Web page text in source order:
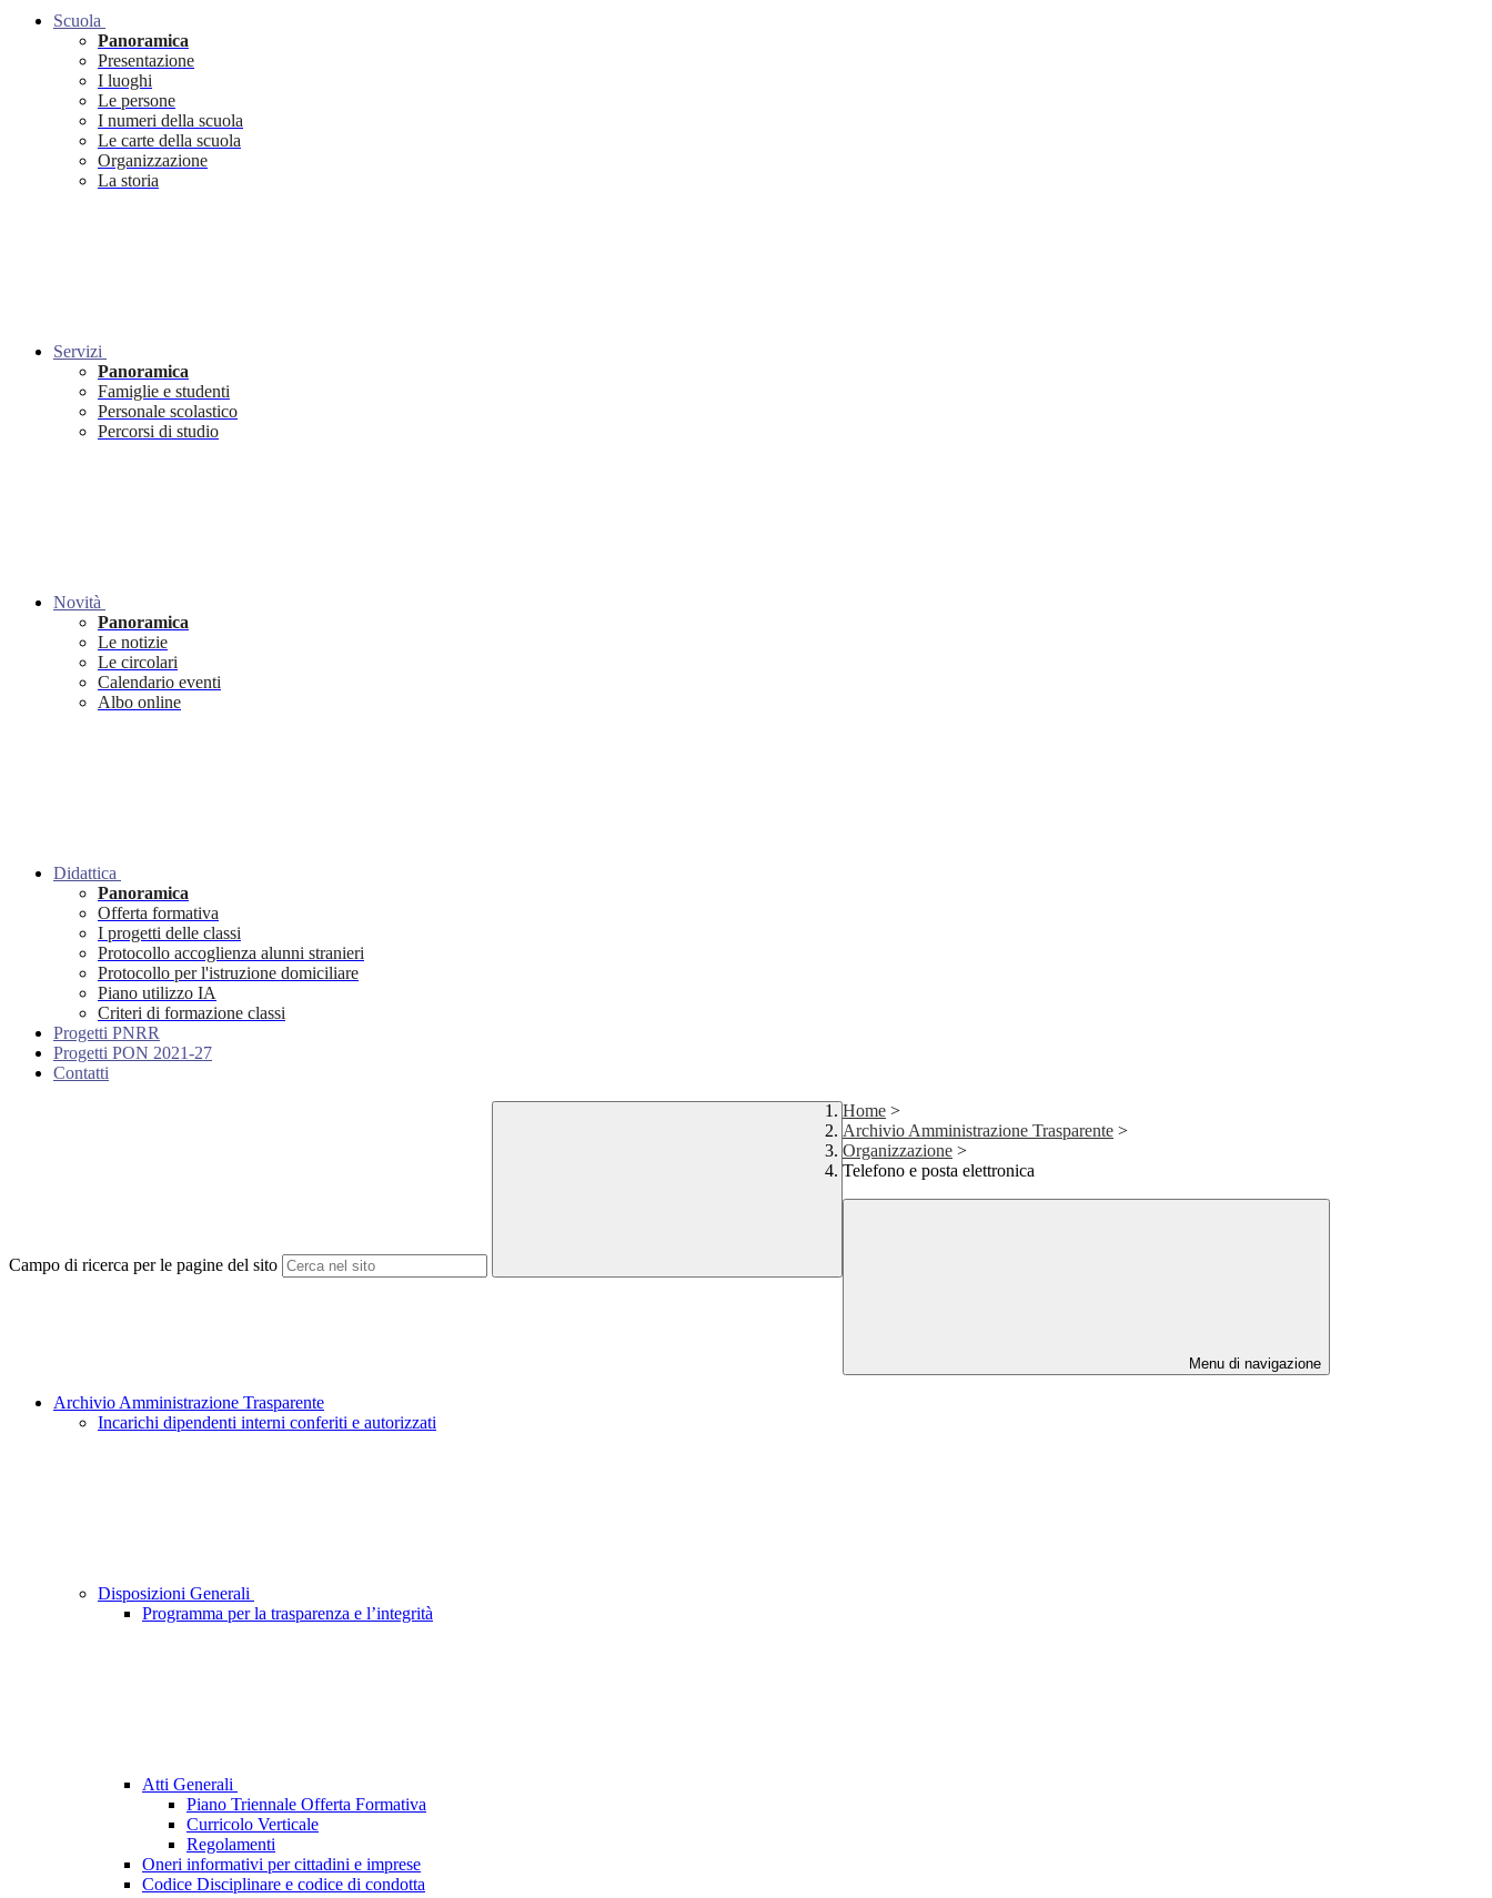
Scuola
Panoramica
Presentazione
I luoghi
Le persone
I numeri della scuola
Le carte della scuola
Organizzazione
La storia
Servizi
Panoramica
Famiglie e studenti
Personale scolastico
Percorsi di studio
Novità
Panoramica
Le notizie
Le circolari
Calendario eventi
Albo online
Didattica
Panoramica
Offerta formativa
I progetti delle classi
Protocollo accoglienza alunni stranieri
Protocollo per l'istruzione domiciliare
Piano utilizzo IA
Criteri di formazione classi
Progetti PNRR
Progetti PON 2021-27
Contatti
Campo di ricerca per le pagine del sito
Home >
Archivio Amministrazione Trasparente >
Organizzazione >
Telefono e posta elettronica
Menu di navigazione
Archivio Amministrazione Trasparente
Incarichi dipendenti interni conferiti e autorizzati
Disposizioni Generali
Programma per la trasparenza e l’integrità
Atti Generali
Piano Triennale Offerta Formativa
Curricolo Verticale
Regolamenti
Oneri informativi per cittadini e imprese
Codice Disciplinare e codice di condotta